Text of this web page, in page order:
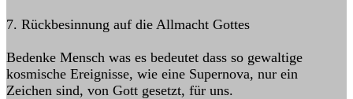
7. Rückbesinnung auf die Allmacht Gottes
Bedenke Mensch was es bedeutet dass so gewaltige
kosmische Ereignisse, wie eine Supernova, nur ein
Zeichen sind, von Gott gesetzt, für uns.